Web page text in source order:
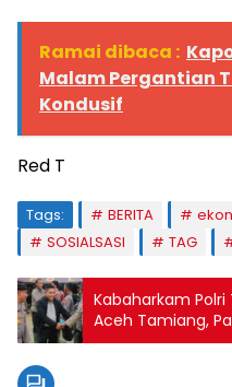
Ramai dibaca :
Malam Pergantian
Kondusif
Red T
Tags: BERITA
SOSIALSASI
TAG
Kabaharkam Polri
Aceh Tamiang,
Distribusi